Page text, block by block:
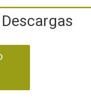
Descargas